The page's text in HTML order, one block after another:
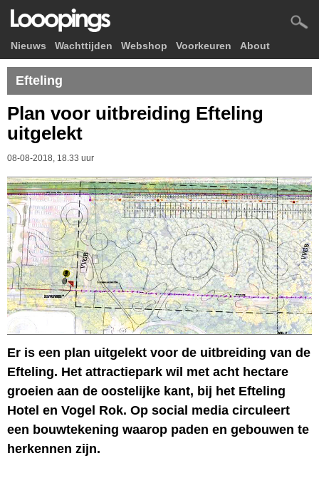
Nieuws Wachttijden Webshop Voorkeuren About
Efteling
Plan voor uitbreiding Efteling
uitgelekt
08-08-2018, 18.33 uur
Er is een plan uitgelekt voor de uitbreiding van de
Efteling. Het attractiepark wil met acht hectare
groeien aan de oostelijke kant, bij het Efteling
Hotel en Vogel Rok. Op social media circuleert
een bouwtekening waarop paden en gebouwen te
herkennen zijn.